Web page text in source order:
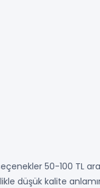
50-100 TL
düşük kalite